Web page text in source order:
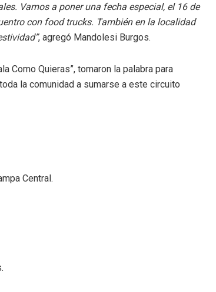
Vamos a poner una fecha especial, el 16 de
con food trucks. También en la localidad
, agregó Mandolesi Burgos.
Como Quieras”, tomaron la palabra para
la comunidad a sumarse a este circuito
Central.